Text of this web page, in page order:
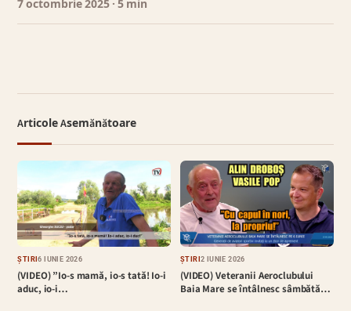
7 octombrie 2025 · 5 min
Articole Asemănătoare
ȘTIRI6 IUNIE 2026
(VIDEO) ”Io-s mamă, io-s tată! Io-i
aduc, io-i…
ȘTIRI2 IUNIE 2026
(VIDEO) Veteranii Aeroclubului
Baia Mare se întâlnesc sâmbătă…